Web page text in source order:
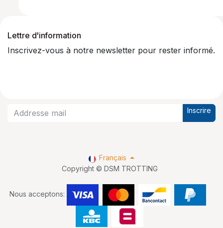
Lettre d'information
Inscrivez-vous à notre newsletter pour rester informé.
Inscrire
Copyright © DSM TROTTING
Nous acceptons:
Français